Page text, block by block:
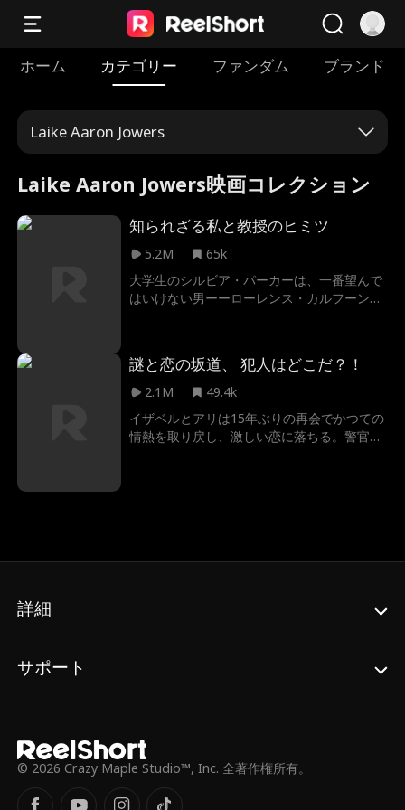
ホーム カテゴリー ファンダム ブランド
Laike Aaron Jowers
Laike Aaron Jowers映画コレクション
知られざる私と教授のヒミツ
5.2M
65k
大学生のシルビア・パーカーは、一番望んで
はいけない男ーーローレンス・カルフーンと
授です。残酷なキャンパスと毒のある家庭で
生き延びるためにもがいたシルビアは、自分
のヒーローが冷酷で厳しく、セクシーなカル
人の絆が深まるにつれて、禁断のロマンスが
開花し、バレると全てが壊されてしまいま
謎と恋の坂道、 犯人はどこだ？！
2.1M
49.4k
イザベルとアリは15年ぶりの再会でかつての
情熱を取り戻し、激しい恋に落ちる。警官で
詳細
サポート
© 2026 Crazy Maple Studio™, Inc. 全著作権所有。